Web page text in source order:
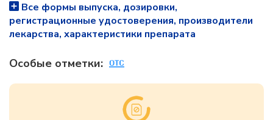
Все формы выпуска, дозировки,
регистрационные удостоверения, производители
лекарства, характеристики препарата
Особые отметки: